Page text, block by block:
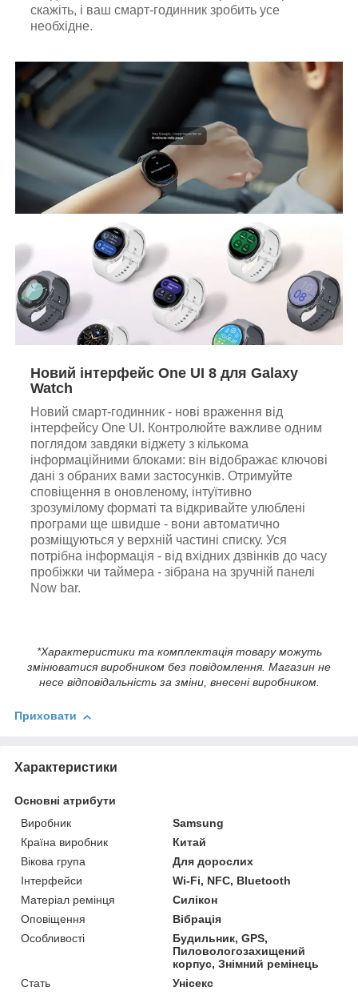
скажіть, і ваш смарт-годинник зробить усе
необхідне.
Новий інтерфейс One UI 8 для Galaxy
Watch
Новий смарт-годинник - нові враження від
інтерфейсу One UI. Контролюйте важливе одним
поглядом завдяки віджету з кількома
інформаційними блоками: він відображає ключові
дані з обраних вами застосунків. Отримуйте
сповіщення в оновленому, інтуїтивно
зрозумілому форматі та відкривайте улюблені
програми ще швидше - вони автоматично
розміщуються у верхній частині списку. Уся
потрібна інформація - від вхідних дзвінків до часу
пробіжки чи таймера - зібрана на зручній панелі
Now bar.
*Характеристики та комплектація товару можуть
змінюватися виробником без повідомлення. Магазин не
несе відповідальність за зміни, внесені виробником.
Приховати
Характеристики
Основні атрибути
Виробник
Samsung
Країна виробник
Китай
Вікова група
Для дорослих
Інтерфейси
Wi-Fi, NFC, Bluetooth
Матеріал ремінця
Силікон
Оповіщення
Вібрація
Особливості
Будильник, GPS,
Пиловологозахищений
корпус, Знімний ремінець
Стать
Унісекс